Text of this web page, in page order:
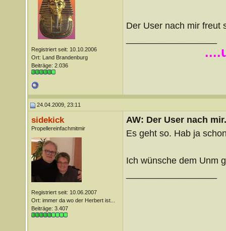
Registriert seit: 10.10.2006
Ort: Land Brandenburg
Beiträge: 2.036
Der User nach mir freut
24.04.2009, 23:11
sidekick
Propellereinfachmitmir
Registriert seit: 10.06.2007
Ort: immer da wo der Herbert ist...
Beiträge: 3.407
AW: Der User nach
Es geht so. Hab ja
Ich wünsche dem Unm